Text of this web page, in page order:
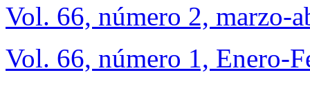
Vol. 66, número 2, marzo-
Vol. 66, número 1, Enero-